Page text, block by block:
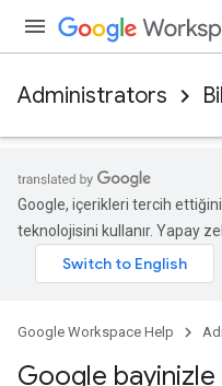
Administrators
Google, içerikleri tercih
teknolojisini kullanır. Yapay
Google Workspace Help
Google